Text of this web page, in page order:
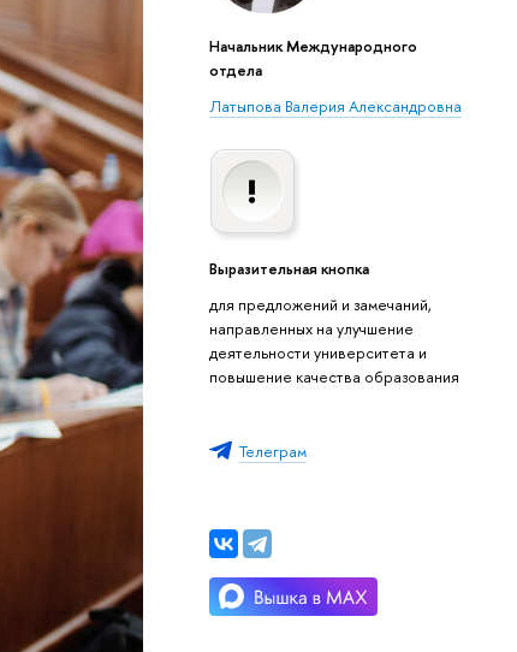
Начальник Международного
отдела
Латыпова Валерия Александровна
Выразительная кнопка
для предложений и замечаний,
направленных на улучшение
деятельности университета и
повышение качества образования
Телеграм